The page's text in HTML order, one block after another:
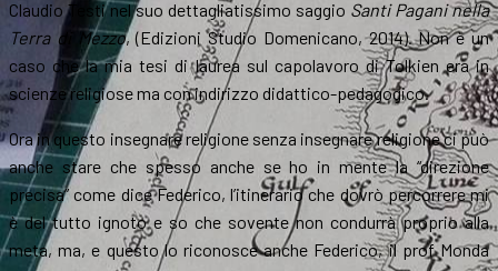
Claudio Testi nel suo dettagliatissimo saggio Santi Pagani nella
Terra di Mezzo, (Edizioni Studio Domenicano, 2014). Non è un
caso che la mia tesi di laurea sul capolavoro di Tolkien era in
scienze religiose ma con indirizzo didattico-pedagogico.
Ora in questo insegnare religione senza insegnare religione ci può
anche stare che spesso anche se ho in mente la “direzione
precisa” come dice Federico, l’itinerario che dovrò percorrere mi
è del tutto ignoto e so che sovente non condurrà proprio alla
meta, ma, e questo lo riconosce anche Federico, il prof Monda